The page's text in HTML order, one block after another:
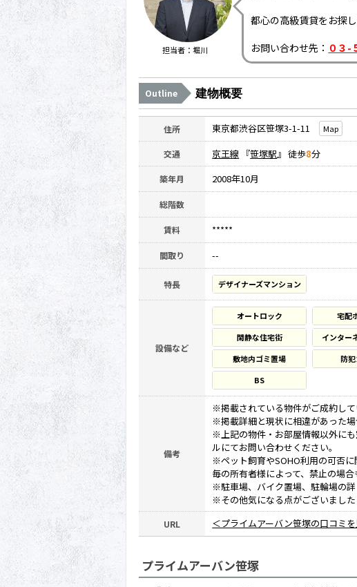
担当者：堀川
都心の高級賃貸をお探
お問い合わせ先： ０３-
Outline 建物概要
住所 東京都渋谷区笹塚3-1-11 Map
交通 京王線 『笹塚駅』 徒歩8分
築年月 2008年10月
総階数
賃料 *****
間取り --
特長 デザイナーズマンション
設備など
オートロック 宅配
閑静な住宅街
インター
敷地内ゴミ置場
防
BS
備考
※掲載されている物件がご成約して
※掲載詳細と現状に相違があった場
※上記の物件・お部屋情報以外に
ルにてお問い合わせください。
※ペット飼育やSOHO利用の可否
毎の所有者様によって、禁止の場
※駐車場、バイク置場、駐輪場の
※その他気になる点がございました
URL ＜プライムアーバン笹塚の口コミ
プライムアーバン笹塚